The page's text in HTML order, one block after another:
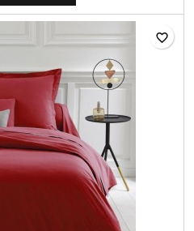
favorite_border